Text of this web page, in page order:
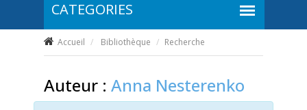
Accueil Bibliothèque Recherche
Auteur : Anna Nesterenko